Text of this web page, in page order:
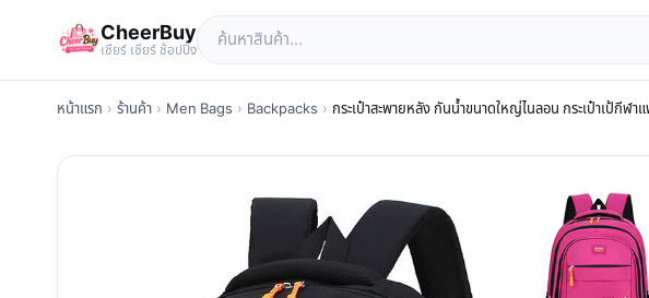
CheerBuy
เซียร์ เซียร์ ช้อปปิ้ง
หน้าแรก › ร้านค้า › Men Bags › Backpacks › กระเป๋าสะพายหลัง กันน้ำขนาดใหญ่ไนลอน กระเป๋าเป้กีฬา